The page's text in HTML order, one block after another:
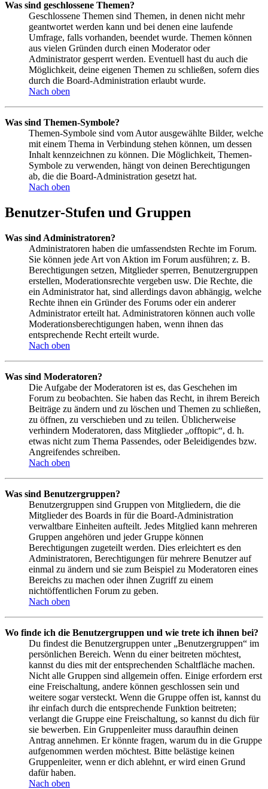
Was sind geschlossene Themen?
Geschlossene Themen sind Themen, in denen nicht mehr
geantwortet werden kann und bei denen eine laufende
Umfrage, falls vorhanden, beendet wurde. Themen können
aus vielen Gründen durch einen Moderator oder
Administrator gesperrt werden. Eventuell hast du auch die
Möglichkeit, deine eigenen Themen zu schließen, sofern dies
durch die Board-Administration erlaubt wurde.
Nach oben
Was sind Themen-Symbole?
Themen-Symbole sind vom Autor ausgewählte Bilder, welche
mit einem Thema in Verbindung stehen können, um dessen
Inhalt kennzeichnen zu können. Die Möglichkeit, Themen-
Symbole zu verwenden, hängt von deinen Berechtigungen
ab, die die Board-Administration gesetzt hat.
Nach oben
Benutzer-Stufen und Gruppen
Was sind Administratoren?
Administratoren haben die umfassendsten Rechte im Forum.
Sie können jede Art von Aktion im Forum ausführen; z. B.
Berechtigungen setzen, Mitglieder sperren, Benutzergruppen
erstellen, Moderationsrechte vergeben usw. Die Rechte, die
ein Administrator hat, sind allerdings davon abhängig, welche
Rechte ihnen ein Gründer des Forums oder ein anderer
Administrator erteilt hat. Administratoren können auch volle
Moderationsberechtigungen haben, wenn ihnen das
entsprechende Recht erteilt wurde.
Nach oben
Was sind Moderatoren?
Die Aufgabe der Moderatoren ist es, das Geschehen im
Forum zu beobachten. Sie haben das Recht, in ihrem Bereich
Beiträge zu ändern und zu löschen und Themen zu schließen,
zu öffnen, zu verschieben und zu teilen. Üblicherweise
verhindern Moderatoren, dass Mitglieder „offtopic“, d. h.
etwas nicht zum Thema Passendes, oder Beleidigendes bzw.
Angreifendes schreiben.
Nach oben
Was sind Benutzergruppen?
Benutzergruppen sind Gruppen von Mitgliedern, die die
Mitglieder des Boards in für die Board-Administration
verwaltbare Einheiten aufteilt. Jedes Mitglied kann mehreren
Gruppen angehören und jeder Gruppe können
Berechtigungen zugeteilt werden. Dies erleichtert es den
Administratoren, Berechtigungen für mehrere Benutzer auf
einmal zu ändern und sie zum Beispiel zu Moderatoren eines
Bereichs zu machen oder ihnen Zugriff zu einem
nichtöffentlichen Forum zu geben.
Nach oben
Wo finde ich die Benutzergruppen und wie trete ich ihnen bei?
Du findest die Benutzergruppen unter „Benutzergruppen“ im
persönlichen Bereich. Wenn du einer beitreten möchtest,
kannst du dies mit der entsprechenden Schaltfläche machen.
Nicht alle Gruppen sind allgemein offen. Einige erfordern erst
eine Freischaltung, andere können geschlossen sein und
weitere sogar versteckt. Wenn die Gruppe offen ist, kannst du
ihr einfach durch die entsprechende Funktion beitreten;
verlangt die Gruppe eine Freischaltung, so kannst du dich für
sie bewerben. Ein Gruppenleiter muss daraufhin deinen
Antrag annehmen. Er könnte fragen, warum du in die Gruppe
aufgenommen werden möchtest. Bitte belästige keinen
Gruppenleiter, wenn er dich ablehnt, er wird einen Grund
dafür haben.
Nach oben